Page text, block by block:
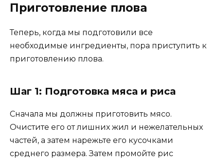
Приготовление плова
Теперь, когда мы подготовили все
необходимые ингредиенты, пора приступить к
приготовлению плова.
Шаг 1: Подготовка мяса и риса
Сначала мы должны приготовить мясо.
Очистите его от лишних жил и нежелательных
частей, а затем нарежьте его кусочками
среднего размера. Затем промойте рис